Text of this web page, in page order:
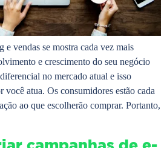
e vendas se mostra cada vez mais
e crescimento do seu negócio
no mercado atual e isso
você atua. Os consumidores estão cada
ao que escolherão comprar. Portanto,